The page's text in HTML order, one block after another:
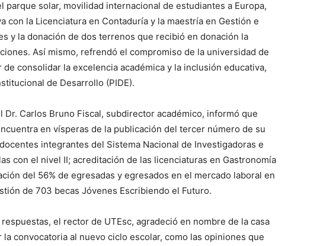
parque solar, movilidad internacional de estudiantes a Europa,
con la Licenciatura en Contaduría y la maestría en Gestión e
y la donación de dos terrenos que recibió en donación la
Así mismo, refrendó el compromiso de la universidad de
consolidar la excelencia académica y la inclusión educativa,
de Desarrollo (PIDE).
Dr. Carlos Bruno Fiscal, subdirector académico, informó que
en vísperas de la publicación del tercer número de su
integrantes del Sistema Nacional de Investigadoras e
con el nivel II; acreditación de las licenciaturas en Gastronomía
del 56% de egresadas y egresados en el mercado laboral en
de 703 becas Jóvenes Escribiendo el Futuro.
el rector de UTEsc, agradeció en nombre de la casa
convocatoria al nuevo ciclo escolar, como las opiniones que